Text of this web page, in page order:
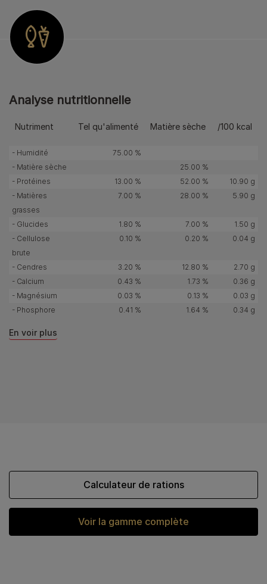
Analyse nutritionnelle
Nutriment Tel qu'alimenté Matière sèche /100 kcal
- Humidité
75.00 %
- Matière sèche
25.00 %
- Protéines
13.00 % 52.00 %
10.90 g
- Matières
grasses
7.00 % 28.00 % 5.90 g
- Glucides 1.80 % 7.00 %
1.50 g
- Cellulose
brute
0.10 % 0.20 % 0.04 g
- Cendres 3.20 % 12.80 %
2.70 g
- Calcium
0.43 % 1.73 %
0.36 g
- Magnésium
0.03 % 0.13 %
0.03 g
- Phosphore
0.41 % 1.64 % 0.34 g
En voir plus
Voir la gamme complète
Calculateur de rations